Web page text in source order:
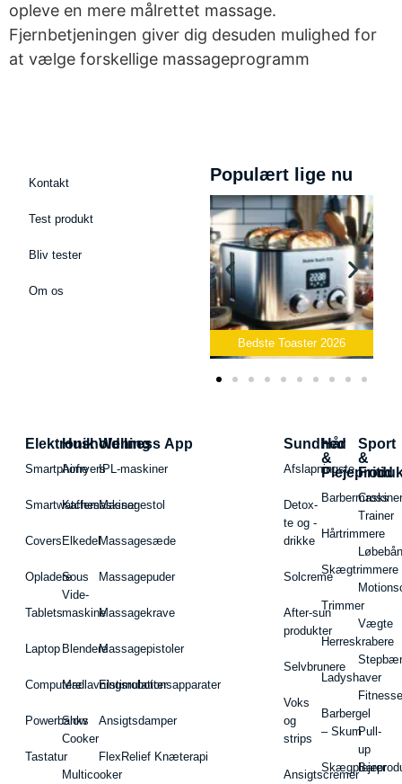
opleve en mere målrettet massage.
Fjernbetjeningen giver dig desuden mulighed for
at vælge forskellige massageprogramm
Kontakt
Test produkt
Bliv tester
Om os
Populært lige nu
Bedste Toaster 2026
Elektronik
Smartphone
Smartwatches
Covers
Opladere
Tablets
Laptop
Computere
Powerbanks
Tastatur
Husholdning
Airfryers
Kaffemaskiner
Elkedel
Sous
Vide-
maskine
Blendere
Madlavningsrobotter
Slow
Cooker
Multicooker
Wellness App
IPL-maskiner
Massagestol
Massagesæde
Massagepuder
Massagekrave
Massagepistoler
Elstimulationsapparater
Ansigtsdamper
FlexRelief Knæterapi
Sundhed
Afslapningste
Detox-
te og -
drikke
Solcreme
After-sun
produkter
Selvbrunere
Voks
og
strips
Ansigtscremer
Hår
&
Hårtrimmere
Skægtrimmere
Trimmer
Herreskrabere
Ladyshaver
Barbergel
– Skum
Sport
&
Fritid
Cross
Trainer
Vægte
Pull-
up
Barer